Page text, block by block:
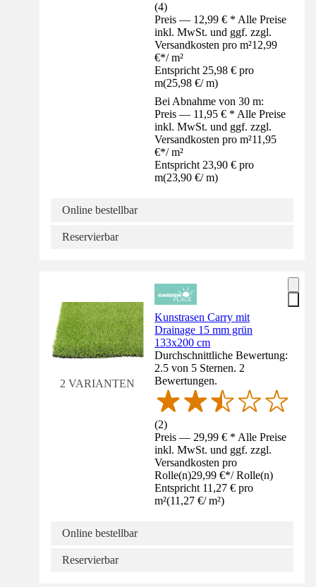
(4)
Preis — 12,99 € * Alle Preise
inkl. MwSt. und ggf. zzgl.
Versandkosten pro m²12,99
€*/ m²
Entspricht 25,98 € pro
m(25,98 €/ m)
Bei Abnahme von 30 m:
Preis — 11,95 € * Alle Preise
inkl. MwSt. und ggf. zzgl.
Versandkosten pro m²11,95
€*/ m²
Entspricht 23,90 € pro
m(23,90 €/ m)
Online bestellbar
Reservierbar
2 VARIANTEN
Kunstrasen Carry mit
Drainage 15 mm grün
133x200 cm
Durchschnittliche Bewertung:
2.5 von 5 Sternen. 2
Bewertungen.
(2)
Preis — 29,99 € * Alle Preise
inkl. MwSt. und ggf. zzgl.
Versandkosten pro
Rolle(n)29,99 €*/ Rolle(n)
Entspricht 11,27 € pro
m²(11,27 €/ m²)
Online bestellbar
Reservierbar